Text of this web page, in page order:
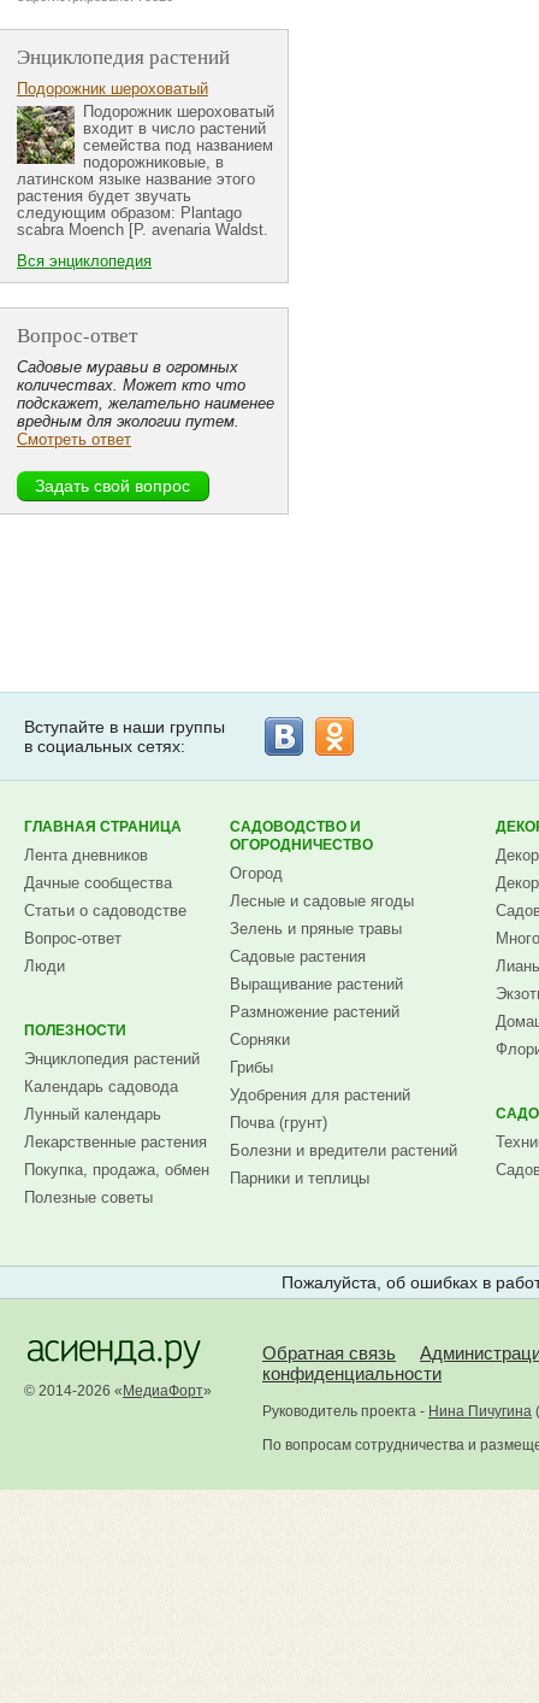
Энциклопедия растений
Подорожник шероховатый
Подорожник шероховатый
входит в число растений
семейства под названием
подорожниковые, в
латинском языке название этого
растения будет звучать
следующим образом: Plantago
scabra Moench [P. avenaria Waldst.
Вся энциклопедия
Вопрос-ответ
Садовые муравьи в огромных
количествах. Может кто что
подскажет, желательно наименее
вредным для экологии путем.
Смотреть ответ
Вступайте в наши группы
в социальных сетях:
ГЛАВНАЯ СТРАНИЦА
Лента дневников
Дачные сообщества
Статьи о садоводстве
Вопрос-ответ
Люди
ПОЛЕЗНОСТИ
Энциклопедия растений
Календарь садовода
Лунный календарь
Лекарственные растения
Покупка, продажа, обмен
Полезные советы
САДОВОДСТВО И
ОГОРОДНИЧЕСТВО
Огород
Лесные и садовые ягоды
Зелень и пряные травы
Садовые растения
Выращивание растений
Размножение растений
Сорняки
Грибы
Удобрения для растений
Почва (грунт)
Болезни и вредители растений
Парники и теплицы
Пожалуйста, об ошибках в
© 2014-2026 « МедиаФорт»
Обратная связь
конфиденциальности
Руководитель проекта - Нина Пичугина (
По вопросам сотрудничества и